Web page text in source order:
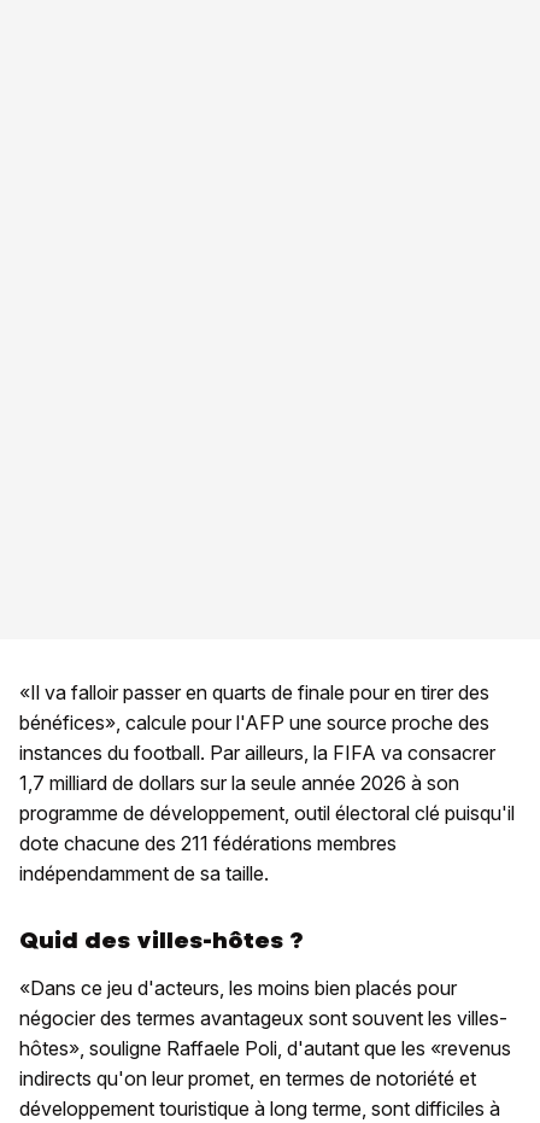
«Il va falloir passer en quarts de finale pour en tirer des
bénéfices», calcule pour l'AFP une source proche des
instances du football. Par ailleurs, la FIFA va consacrer
1,7 milliard de dollars sur la seule année 2026 à son
programme de développement, outil électoral clé puisqu'il
dote chacune des 211 fédérations membres
indépendamment de sa taille.
Quid des villes-hôtes ?
«Dans ce jeu d'acteurs, les moins bien placés pour
négocier des termes avantageux sont souvent les villes-
hôtes», souligne Raffaele Poli, d'autant que les «revenus
indirects qu'on leur promet, en termes de notoriété et
développement touristique à long terme, sont difficiles à